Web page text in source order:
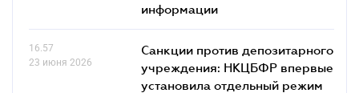
информации
16.57
23 июня 2026
Санкции против депозитарного
учреждения: НКЦБФР впервые
установила отдельный режим